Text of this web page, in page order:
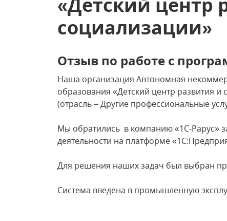
социализации»
Отзыв по работе с
Наша организация Автономная
образования «Детский центр развития и
(отрасль – Другие профессиональные
Мы обратились в компанию «1С-Рарус»
деятельности на платформе
Для решения наших задач был выбран
Система введена в промышленную